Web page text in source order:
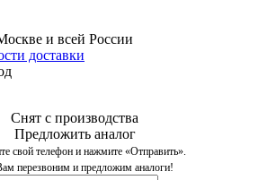
и всей России
доставки
Снят с производства
Предложить аналог
свой телефон и нажмите «Отправить».
перезвоним и предложим аналоги!